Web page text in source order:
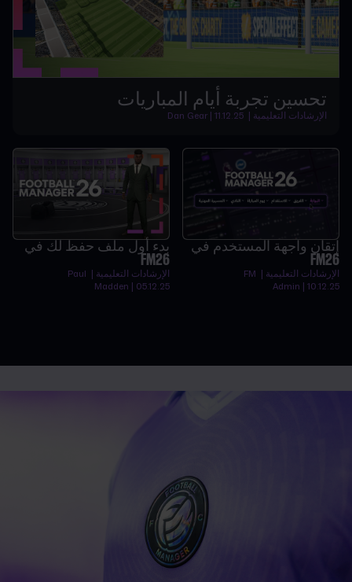
تحسين تجربة أيام المباريات
الإرشادات التعليمية | Dan Gear | 11.12.25
إتقان واجهة المستخدم في
FM26
الإرشادات التعليمية | FM
Admin | 10.12.25
بدء أول ملف حفظ لك في
FM26
الإرشادات التعليمية | Paul
Madden | 05.12.25